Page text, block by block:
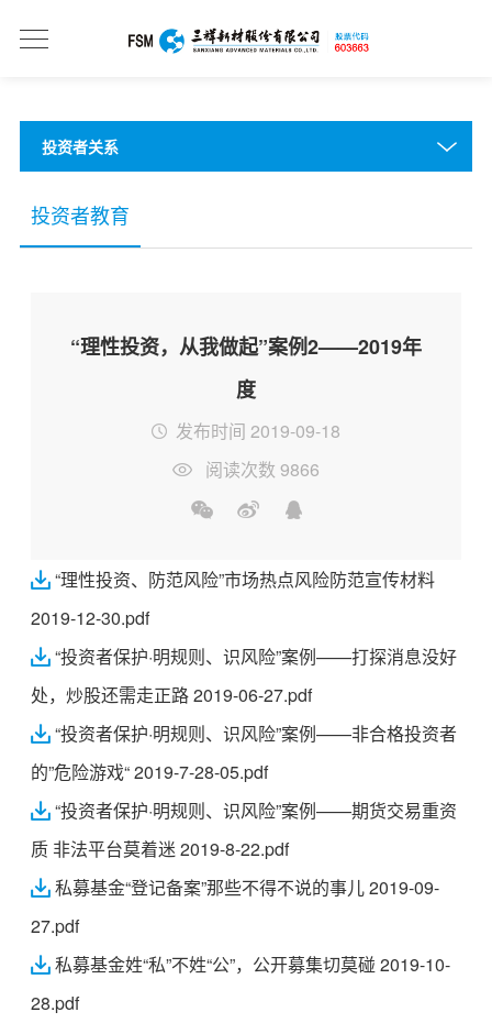
投资者关系
投资者教育
“理性投资，从我做起”案例2——2019年
度
发布时间 2019-09-18
阅读次数 9866
“理性投资、防范风险”市场热点风险防范宣传材料
2019-12-30.pdf
“投资者保护·明规则、识风险”案例——打探消息没好
处，炒股还需走正路 2019-06-27.pdf
“投资者保护·明规则、识风险”案例——非合格投资者
的”危险游戏“ 2019-7-28-05.pdf
“投资者保护·明规则、识风险”案例——期货交易重资
质 非法平台莫着迷 2019-8-22.pdf
私募基金“登记备案”那些不得不说的事儿 2019-09-
27.pdf
私募基金姓“私”不姓“公”，公开募集切莫碰 2019-10-
28.pdf